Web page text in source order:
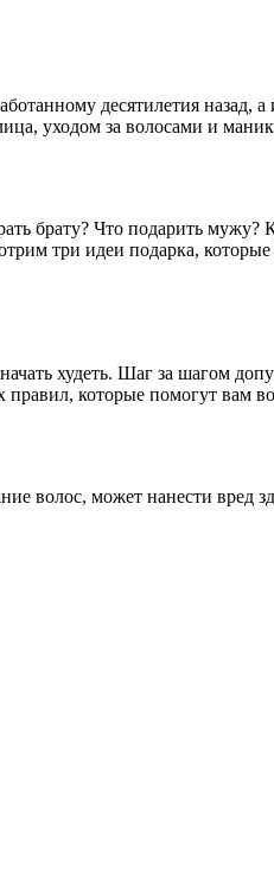
десятилетия назад,
уходом за волосами и
брату? Что подарить мужу?
три идеи подарка,
худеть. Шаг за шагом
которые помогут вам
волос, может нанести вред